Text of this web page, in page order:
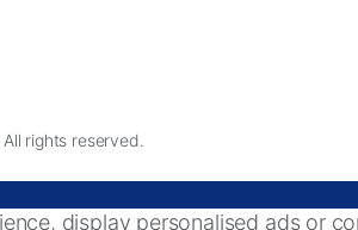
rights reserved.
display personalised ads or